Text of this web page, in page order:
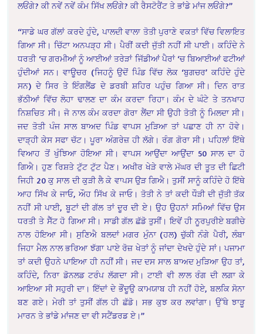
ਲਓਂਗੇ? ਕੀ ਨਵੇਂ ਨਵੇਂ ਕੰਮ ਸਿੱਖ ਲਓਂਗੇ? ਕੀ ਰੈਸਟੋਰੈਂਟ ਤੇ ਭਾਂਡੇ ਮਾਂਜ ਲਓਂਗੇ?”
“ਸਾਡੇ ਘਰ ਗੱਲਾਂ ਕਰਦੇ ਹੁੰਦੇ, ਪਾਲਦੀ ਵਾਲਾ ਤੋਤੀ ਪੁਰਾਣੇ ਵਕਤਾਂ ਵਿੱਚ ਵਿਲਾਇਤ
ਗਿਆ ਸੀ। ਚਿੱਟਾ ਅਨਪੜ੍ਹ ਸੀ। ਪੈਰੀਂ ਕਦੀ ਜੁੱਤੀ ਨਹੀਂ ਸੀ ਪਾਈ। ਕਹਿੰਦੇ ਨੇ
ਧਰਤੀ ‘ਚ ਗਰਮੀਆਂ ਨੂੰ ਆਈਆਂ ਤਰੇੜਾਂ ਜਿੱਡੀਆਂ ਪੈਰਾਂ ‘ਚ ਬਿਆਈਆਂ ਫਟੀਆਂ
ਹੁੰਦੀਆਂ ਸਨ। ਵਾਊਚਰ (ਜਿਹਨੂੰ ਉਦੋਂ ਪਿੰਡ ਵਿੱਚ ਲੋਕ ‘ਬੁਗਚਰ’ ਕਹਿੰਦੇ ਹੁੰਦੇ
ਸਨ) ਦੇ ਸਿਰ ਤੇ ਇੰਗਲੈਂਡ ਦੇ ਡਰਬੀ ਸ਼ਹਿਰ ਪਹੁੰਚ ਗਿਆ ਸੀ। ਦਿਨ ਰਾਤ
ਭੱਠੀਆਂ ਵਿੱਚ ਲੋਹਾ ਢਾਲਣ ਦਾ ਕੰਮ ਕਰਦਾ ਰਿਹਾ। ਕੰਮ ਦੇ ਘੰਟੇ ਤੇ ਤਨਖਾਹ
ਨਿਸ਼ਚਿਤ ਸੀ। ਜੋ ਨਾਲ ਕੰਮ ਕਰਦਾ ਗੋਰਾ ਲੈਂਦਾ ਸੀ ਉਹੀ ਤੋਤੀ ਨੂੰ ਮਿਲਦਾ ਸੀ।
ਜਦ ਤੋਤੀ ਪੰਜ ਸਾਲ ਬਾਅਦ ਪਿੰਡ ਵਾਪਸ ਮੁੜਿਆ ਤਾਂ ਪਛਾਣ ਹੀ ਨਾ ਹੋਵੇ।
ਦਾੜ੍ਹੀ ਕੇਸ ਸਫਾ ਚੱਟ। ਪੂਰਾ ਅੰਗਰੇਜ਼ ਹੀ ਲੱਗੇ। ਰੰਗ ਗੋਰਾ ਸੀ। ਪਹਿਲਾਂ ਇੱਥੇ
ਵਿਆਹ ਤੋਂ ਖੁੰਝਿਆ ਹੋਇਆ ਸੀ। ਵਾਪਸ ਆਉਂਦਾ ਆਉਂਦਾ 50 ਸਾਲ ਦਾ ਹੋ
ਗਿਐ। ਹੁਣ ਰਿਸ਼ਤੇ ਟੁੱਟ ਟੁੱਟ ਪੈਣ। ਅਖੀਰ ਖੇੜੇ ਵਾਲੇ ਮੱਘਰ ਦੀ ਤੂਤ ਦੀ ਛਿਟੀ
ਜਿਹੀ 20 ਕੁ ਸਾਲ ਦੀ ਕੁੜੀ ਲੈ ਕੇ ਵਾਪਸ ਉੜ ਗਿਐ। ਤੁਸੀਂ ਸਾਨੂੰ ਕਹਿੰਦੇ ਹੋ ਇੱਥੇ
ਆਹ ਸਿੱਖ ਕੇ ਜਾਓ, ਔਹ ਸਿੱਖ ਕੇ ਜਾਓ। ਤੋਤੀ ਨੇ ਤਾਂ ਕਦੀ ਧੌੜੀ ਦੀ ਜੁੱਤੀ ਤੱਕ
ਨਹੀਂ ਸੀ ਪਾਈ, ਬੂਟਾਂ ਦੀ ਗੱਲ ਤਾਂ ਦੂਰ ਦੀ ਏ। ਉਹ ਉਹਨਾਂ ਸਮਿਆਂ ਵਿੱਚ ਉਸ
ਧਰਤੀ ਤੇ ਸੈੱਟ ਹੋ ਗਿਆ ਸੀ। ਸਾਡੀ ਗੱਲ ਛੱਡੋ ਤੁਸੀਂ। ਇਵੇਂ ਹੀ ਨੂਰਪੁਰੀਏ ਬਗੀਚੇ
ਨਾਲ ਹੋਇਆ ਸੀ। ਸੁਣਿਐ ਬਲਦਾਂ ਮਗਰ ਮੁੰਨਾ (ਹਲ) ਚੁੱਕੀ ਨੰਗੇ ਪੈਰੀ, ਲੰਬਾ
ਜਿਹਾ ਮੈਲ ਨਾਲ ਭਰਿਆ ਝੱਗਾ ਪਾਏ ਰੋਜ਼ ਖੇਤਾਂ ਨੂੰ ਜਾਂਦਾ ਦੇਖਦੇ ਹੁੰਦੇ ਸਾਂ। ਪਜਾਮਾ
ਤਾਂ ਕਦੀ ਉਹਨੇ ਪਾਇਆ ਹੀ ਨਹੀਂ ਸੀ। ਜਦ ਦਸ ਸਾਲ ਬਾਅਦ ਮੁੜਿਆ ਉਹ ਤਾਂ,
ਕਹਿੰਦੇ, ਨਿਰਾ ਡੋਨਲਡ ਟਰੰਪ ਲੱਗਦਾ ਸੀ। ਟਾਈ ਵੀ ਲਾਲ ਰੰਗ ਦੀ ਲਗਾ ਕੇ
ਆਇਆ ਸੀ ਸਹੁਰੀ ਦਾ। ਇੱਦਾਂ ਦੇ ਭੌਂਦੂਉ ਕਾਮਯਾਬ ਹੀ ਨਹੀਂ ਹੋਏ, ਬਲਕਿ ਸੋਨਾ
ਬਣ ਗਏ। ਮੇਰੀ ਤਾਂ ਤੁਸੀਂ ਗੱਲ ਹੀ ਛੱਡੋ। ਸਭ ਕੁਝ ਕਰ ਲਵਾਂਗਾ। ਉੱਥੇ ਝਾੜੂ
ਮਾਰਨ ਤੇ ਭਾਂਡੇ ਮਾਂਜਣ ਦਾ ਵੀ ਸਟੈਂਡਰਡ ਏ।”